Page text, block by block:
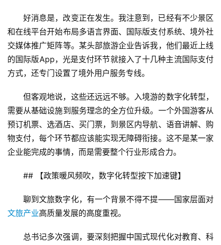
好消息是，改变正在发生。我注意到，已经有不少景区
和在线平台开始布局多语言界面、国际版支付系统、境外社
交媒体推广矩阵等。某头部旅游企业告诉我，他们最近上线
的国际版App，光是支付环节就接入了十几种主流国际支付
方式，还专门设置了境外用户服务专线。
但客观地说，这些还远远不够。入境游的数字化转型，
需要从基础设施到服务理念的全方位升级。一个外国游客从
预订机票、选酒店、买门票，到景区内导航、语音讲解、购
物支付，每个环节都应该能实现无障碍衔接。这不是某一家
企业能完成的事情，而是需要整个行业形成合力。
## 【政策暖风频吹，数字化转型按下加速键】
聊到文旅数字化，有一个背景不得不提——国家层面对
文旅产业高质量发展的高度重视。
总书记多次强调，要深刻把握中国式现代化对教育、科